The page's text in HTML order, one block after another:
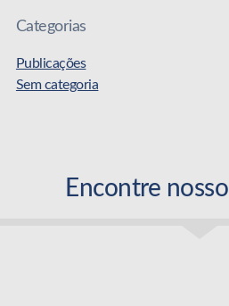
Categorias
Publicações
Sem categoria
Encontre